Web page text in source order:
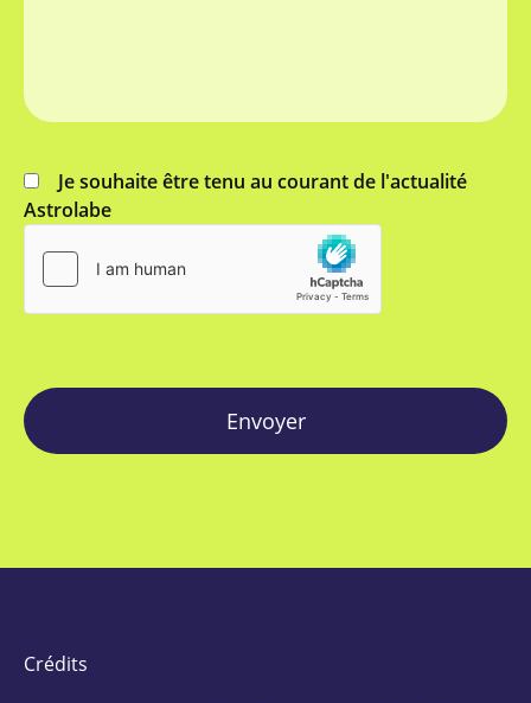
Je souhaite être tenu au courant de l'actualité
Astrolabe
Envoyer
Crédits